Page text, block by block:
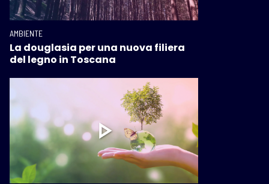
AMBIENTE
La douglasia per una nuova filiera
del legno in Toscana